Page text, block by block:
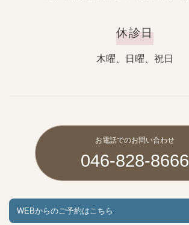
休診日
木曜、日曜、祝日
お電話でのお問い合わせ
046-828-8666
WEBからのご予約はこちら